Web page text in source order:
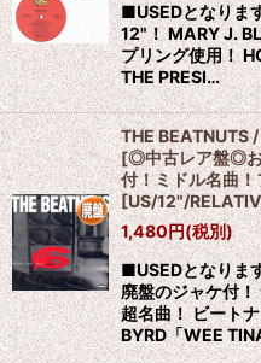
■USEDとなりま
12"！ MARY J.
プリング使用！
THE PRESI…
THE BEATNUTS
[◎中古レア盤◎お
付！ミドル名曲
[US/12"/
1,480円(税別)
■USEDとなりま
廃盤のジャケ付
超名曲！ ビート
BYRD「WEE